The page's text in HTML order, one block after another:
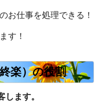
お仕事を処理できる！
す！
楽）の役割
ます。